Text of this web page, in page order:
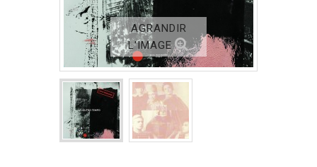
AGRANDIR
L'IMAGE